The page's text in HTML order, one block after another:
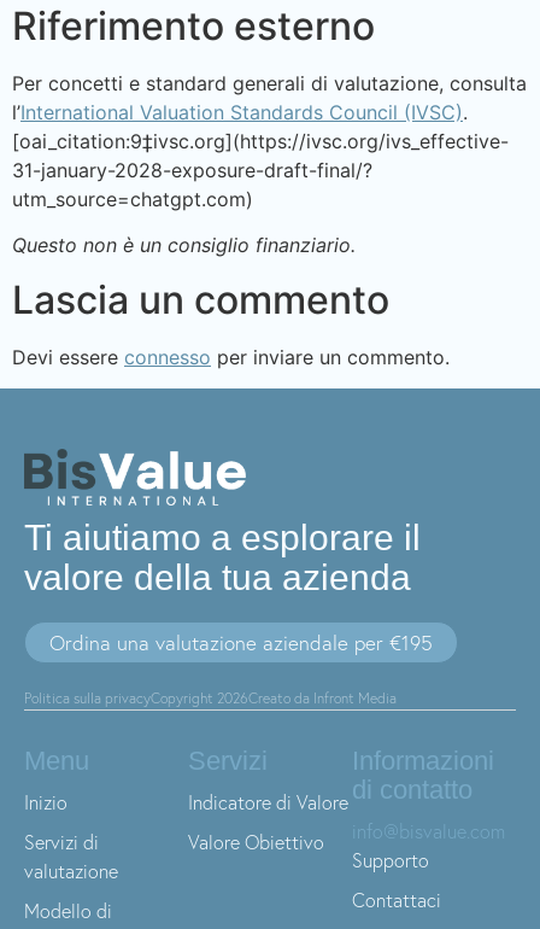
Riferimento esterno
Per concetti e standard generali di valutazione, consulta
l’International Valuation Standards Council (IVSC).
[oai_citation:9‡ivsc.org](https://ivsc.org/ivs_effective-
31-january-2028-exposure-draft-final/?
utm_source=chatgpt.com)
Questo non è un consiglio finanziario.
Lascia un commento
Devi essere connesso per inviare un commento.
Ti aiutiamo a esplorare il
valore della tua azienda
Ordina una valutazione aziendale per €195
Politica sulla privacyCopyright 2026Creato da Infront Media
Menu
Inizio
Servizi di
valutazione
Modello di
Servizi
Indicatore di Valore
Valore Obiettivo
Informazioni
di contatto
info@bisvalue.com
Supporto
Contattaci